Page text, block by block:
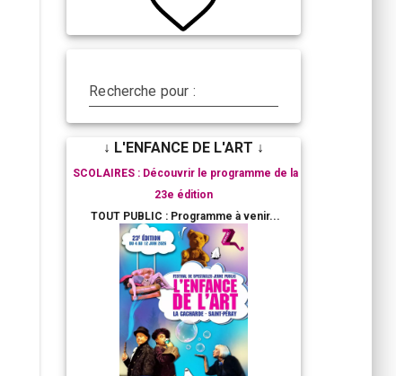
Recherche pour :
↓ L'ENFANCE DE L'ART ↓
SCOLAIRES : Découvrir le programme de la
23e édition
TOUT PUBLIC : Programme à venir...